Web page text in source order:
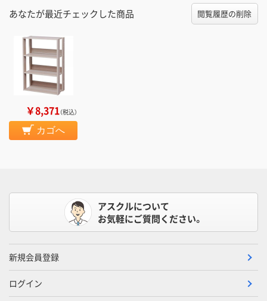
あなたが最近チェックした商品 閲覧履歴の削除
￥8,371（税込）
カゴへ
アスクルについて
お気軽にご質問ください。
新規会員登録
ログイン